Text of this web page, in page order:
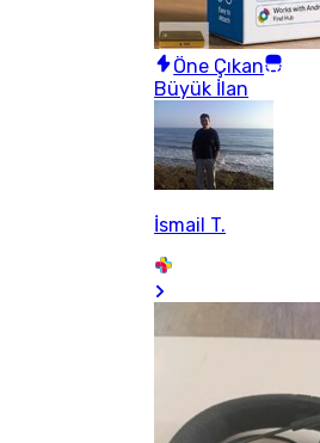
Öne Çıkan
Büyük İlan
İsmail T.